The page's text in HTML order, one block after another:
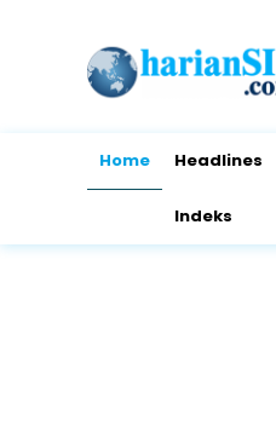
Home Headlines
Indeks